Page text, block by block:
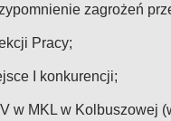
zagrożeń
Pracy;
I konkurencji;
w MKL w Kolbuszowej